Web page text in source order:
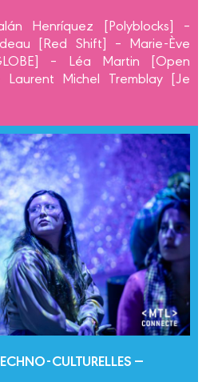
Henríquez [Polyblocks] –
[Red Shift] – Marie-Ève
– Léa Martin [Open
Laurent Michel Tremblay [Je
CULTURELLES —